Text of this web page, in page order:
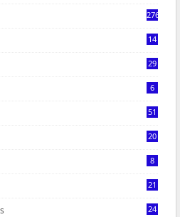
276
14
29
6
51
20
8
21
24